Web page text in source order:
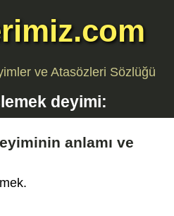
ve Atasözleri Sözlüğü
deyimi:
anlamı ve